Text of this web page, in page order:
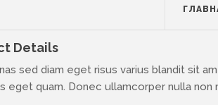
Details
sed diam eget risus varius blandit sit
eget quam. Donec ullamcorper nulla